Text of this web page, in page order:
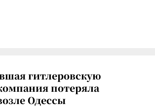
гитлеровскую
потеряла
Одессы